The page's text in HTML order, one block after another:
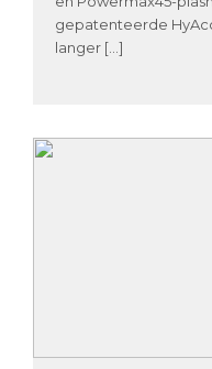
gepatenteerde
langer […]